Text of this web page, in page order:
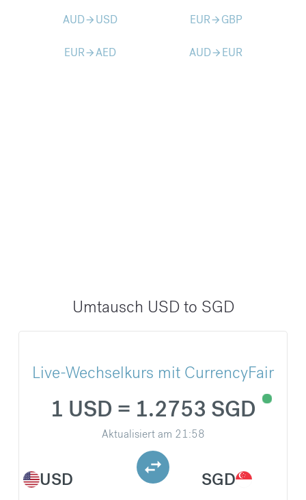
AUDarrow_forward USD EURarrow_forward GBP
EURarrow_forwardAED AUDarrow_forward EUR
Umtausch USD to SGD
Live-Wechselkurs mit CurrencyFair
USD
1 USD = 1.2753 SGD
Aktualisiert am 21:58
SGD